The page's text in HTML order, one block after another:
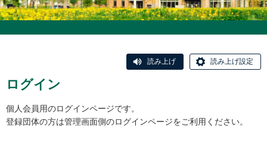
読み上げ 読み上げ設定
ログイン
個人会員用のログインページです。
登録団体の方は管理画面側のログインページをご利用ください。